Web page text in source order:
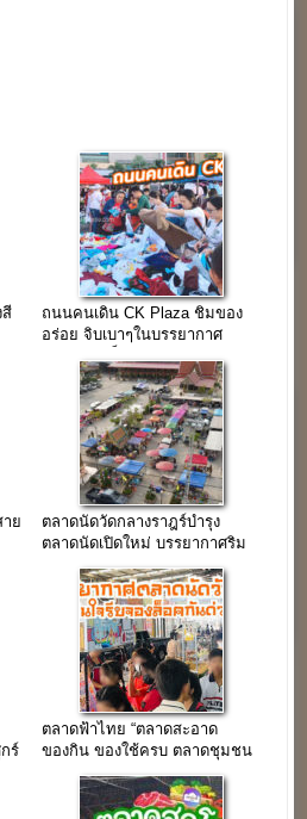
สี
ถนนคนเดิน CK Plaza ชิมของ
อร่อย จิบเบาๆในบรรยากาศ
ย
ตลาดนัดวัดกลางราฎร์บำรุง
ตลาดนัดเปิดใหม่ บรรยากาศริม
ร์
ตลาดฟ้าไทย “ตลาดสะอาด
ของกิน ของใช้ครบ ตลาดชุมชน